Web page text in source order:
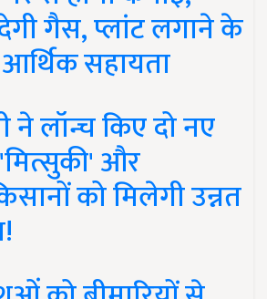
गैस, प्लांट लगाने के
सहायता
लॉन्च किए दो नए
और
को मिलेगी उन्नत